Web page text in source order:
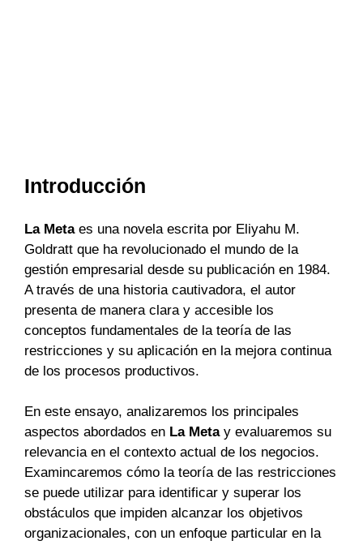
Introducción
La Metaes una novela escrita por Eliyahu M.
Goldratt que ha revolucionado el mundo de la
gestión empresarial desde su publicación en 1984.
A través de una historia cautivadora, el autor
presenta de manera clara y accesible los
conceptos fundamentales de la teoría de las
restricciones y su aplicación en la mejora continua
de los procesos productivos.
En este ensayo, analizaremos los principales
aspectos abordados en La Metay evaluaremos su
relevancia en el contexto actual de los negocios.
Examincaremos cómo la teoría de las restricciones
se puede utilizar para identificar y superar los
obstáculos que impiden alcanzar los objetivos
organizacionales, con un enfoque particular en la